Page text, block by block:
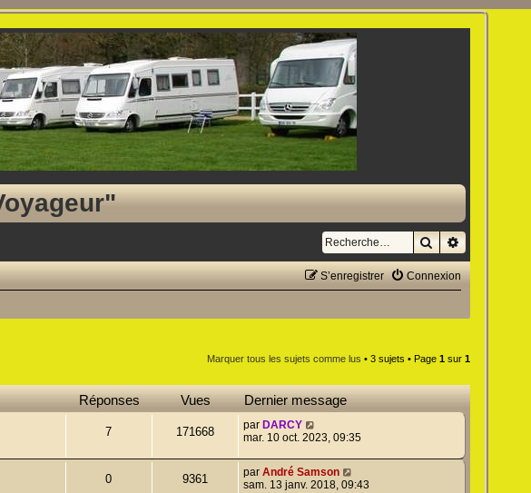
RechercherRecherche
Connexion
S’enregistrer
Marquer tous les sujets comme lus • 3 sujets • Page 1sur 1
Réponses Vues Dernier message
7 171668 par DARCY
mar. 10 oct. 2023, 09:35
0 9361 par André Samson
sam. 13 janv. 2018, 09:43